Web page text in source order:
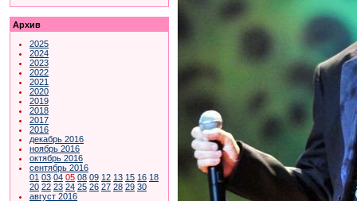
Архив
2025
2024
2023
2022
2021
2020
2019
2018
2017
2016
декабрь 2016
ноябрь 2016
октябрь 2016
сентябрь 2016
01 03 04 05 08 09 12 13 15 16 18
20 22 23 24 25 26 27 28 29 30
август 2016